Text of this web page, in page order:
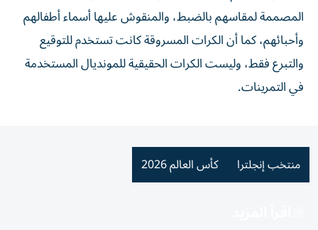
المصممة لمقاسهم بالضبط، والمنقوش عليها أسماء أطفالهم
وأحبائهم، كما أن الكرات المسروقة كانت تستخدم للتوقيع
والتبرع فقط، وليست الكرات الحقيقية للمونديال المستخدمة
في التمرينات.
منتخب إنجلترا كأس العالم 2026